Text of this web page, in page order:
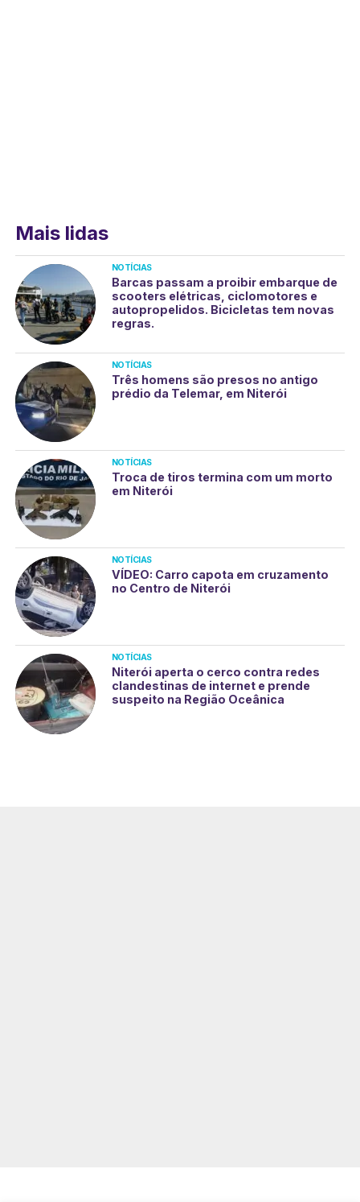
Mais lidas
NOTÍCIAS
Barcas passam a proibir embarque de
scooters elétricas, ciclomotores e
autopropelidos. Bicicletas tem novas
regras.
NOTÍCIAS
Três homens são presos no antigo
prédio da Telemar, em Niterói
NOTÍCIAS
Troca de tiros termina com um morto
em Niterói
NOTÍCIAS
VÍDEO: Carro capota em cruzamento
no Centro de Niterói
NOTÍCIAS
Niterói aperta o cerco contra redes
clandestinas de internet e prende
suspeito na Região Oceânica